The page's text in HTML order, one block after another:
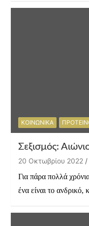
ΚΟΙΝΩΝΙΚΑ
Σεξισμός:
20 Οκτωβρίου 2022
Για πάρα πολλά
ένα είναι το ανδρικό,